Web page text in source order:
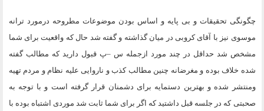
چگونگی تحقیقات و بی پایه و اساس بودن موضوعات مطروحه درمورد ترانه
موسوی نیز با آقای کروبی در میان گذاشته و گفته شد حال که واقعیت برای شما
مشخص شد حداقل در چند مورد ازجمله س –پ قبول دارید که مطالب گفته
شده خلاف بوده و مغرضانه چنین مطالب کذب و ناروایی علیه نظام و مردم تهیه
ومنتشر شده و بهترین دستمایه برای دشمنان قرار گرفته است و با توجه به
صحبتی که در جلسه قبل داشتید که اگر برای شما ثابت شد موردی اشتباه بوده با